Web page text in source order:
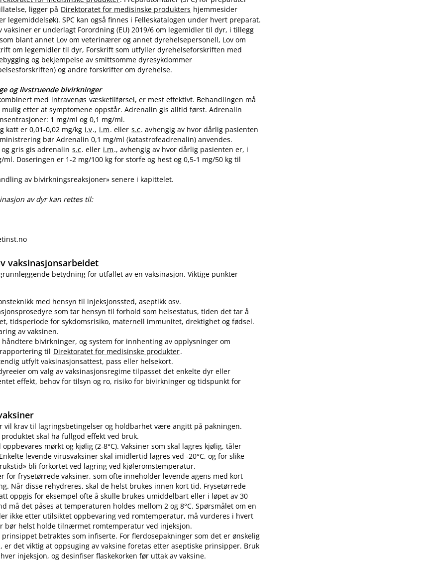
ligger på Direktoratet for medisinske produkters hjemmesider
legemiddelsøk). SPC kan også finnes i Felleskatalogen under hvert preparat.
vaksiner er underlagt Forordning (EU) 2019/6 om legemidler til dyr, i tillegg
blant annet Lov om veterinærer og annet dyrehelsepersonell, Lov om
om legemidler til dyr, Forskrift som utfyller dyrehelseforskriften med
og bekjempelse av smittsomme dyresykdommer
og andre forskrifter om dyrehelse.
og livstruende bivirkninger
med intravenøs væsketilførsel, er mest effektivt. Behandlingen må
mulig etter at symptomene oppstår. Adrenalin gis alltid først. Adrenalin
1 mg/ml og 0,1 mg​/​ml.
katt er 0,01-0,02 mg/kg i.v., i.m. eller s.c. avhengig av hvor dårlig pasienten
bør Adrenalin 0,1 mg/ml (katastrofeadrenalin) anvendes.
gris gis adrenalin s.c. eller i.m., avhengig av hvor dårlig pasienten er, i
​ml. Doseringen er 1-2 mg/100 kg for storfe og hest og 0,5-1 mg/50 kg til
av bivirkningsreaksjoner» senere i kapittelet.
av dyr kan rettes til:
vaksinasjonsarbeidet
betydning for utfallet av en vaksinasjon. Viktige punkter
med hensyn til injeksjonssted, aseptikk osv.
som tar hensyn til forhold som helsestatus, tiden det tar å
tidsperiode for sykdomsrisiko, maternell immunitet, drektighet og fødsel.
av vaksinen.
håndtere bivirkninger, og system for innhenting av opplysninger om
til Direktoratet for medisinske produkter.
utfylt vaksinasjonsattest, pass eller helsekort.
om valg av vaksinasjonsregime tilpasset det enkelte dyr eller
effekt, behov for tilsyn og ro, risiko for bivirkninger og tidspunkt for
vil krav til lagringsbetingelser og holdbarhet være angitt på pakningen.
skal ha fullgod effekt ved bruk.
oppbevares mørkt og kjølig (2-8°C). Vaksiner som skal lagres kjølig, tåler
levende virusvaksiner skal imidlertid lagres ved -20°C, og for slike
bli forkortet ved lagring ved kjøleromstemperatur.
for frysetørrede vaksiner, som ofte inneholder levende agens med kort
Når disse rehydreres, skal de helst brukes innen kort tid. Frysetørrede
oppgis for eksempel ofte å skulle brukes umiddelbart eller i løpet av 30
må det påses at temperaturen holdes mellom 2 og 8°C. Spørsmålet om en
ikke etter utilsiktet oppbevaring ved romtemperatur, må vurderes i hvert
bør helst holde tilnærmet romtemperatur ved injeksjon.
betraktes som infiserte. For flerdosepakninger som det er ønskelig
er det viktig at oppsuging av vaksine foretas etter aseptiske prinsipper. Bruk
injeksjon, og desinfiser flaskekorken før uttak av vaksine.